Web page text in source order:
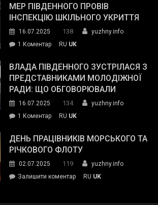
органів:
«Наш
спільний
окупанти.
Маємо
діяти
команда
ДСНС
власноруч
пожежу
у
МЕР ПІВДЕННОГО ПРОВІВ
ІНСПЕКЦІЮ ШКІЛЬНОГО УКРИТТЯ
16.07.2025 138
yuzhny.info
1 Коментардо
Південного
провів
інспекцію
укриття
RU UK
ВЛАДА ПІВДЕННОГО ЗУСТРІЛАСЯ З
ПРЕДСТАВНИКАМИ МОЛОДІЖНОЇ
РАДИ: ЩО ОБГОВОРЮВАЛИ
16.07.2025 134
yuzhny.info
1 Коментардо
Південного
зустрілася
представниками
молодіжної
RU UK
ДЕНЬ ПРАЦІВНИКІВ МОРСЬКОГО ТА
РІЧКОВОГО ФЛОТУ
02.07.2025 119
yuzhny.info
Залишити коментарon
RU UK